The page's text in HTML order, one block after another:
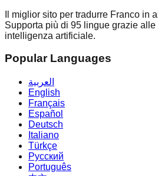
Il miglior sito per tradurre Franco in
Supporta più di 95 lingue grazie
intelligenza artificiale.
Popular Languages
العربية
English
Français
Español
Deutsch
Italiano
Türkçe
Русский
Português